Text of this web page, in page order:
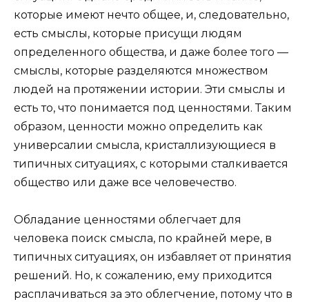
которые имеют нечто общее, и, следовательно,
есть смыслы, которые присущи людям
определенного общества, и даже более того —
смыслы, которые разделяются множеством
людей на протяжении истории. Эти смыслы и
есть то, что понимается под ценностями. Таким
образом, ценности можно определить как
универсалии смысла, кристаллизующиеся в
типичных ситуациях, с которыми сталкивается
общество или даже все человечество.
Обладание ценностями облегчает для
человека поиск смысла, по крайней мере, в
типичных ситуациях, он избавляет от принятия
решений. Но, к сожалению, ему приходится
расплачиваться за это облегчение, потому что в